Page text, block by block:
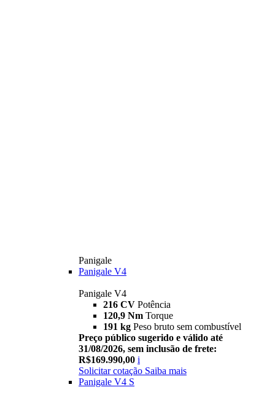
Panigale
Panigale V4
Panigale V4
216 CV Potência
120,9 Nm Torque
191 kg Peso bruto sem combustível
Preço público sugerido e válido até
31/08/2026, sem inclusão de frete:
R$169.990,00 i
Solicitar cotação Saiba mais
Panigale V4 S